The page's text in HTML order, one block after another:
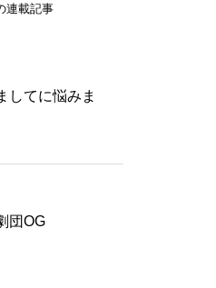
連載記事
してに悩みま
団OG